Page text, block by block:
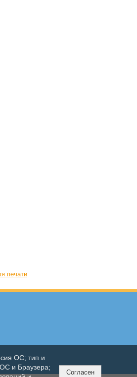
печати
ОС; тип и
ОС и Браузера;
Согласен